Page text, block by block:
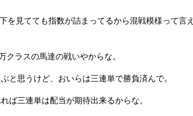
を見てても指数が詰まってるから混戦模様って言え
クラスの馬達の戦いやからな。
と思うけど、おいらは三連単で勝負済んで。
ば三連単は配当が期待出来るからな。